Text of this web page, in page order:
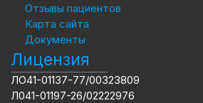
Отзывы пациентов
Карта сайта
Документы
Лицензия
ЛО41-01137-77/00323809
Л041-01197-26/02222976